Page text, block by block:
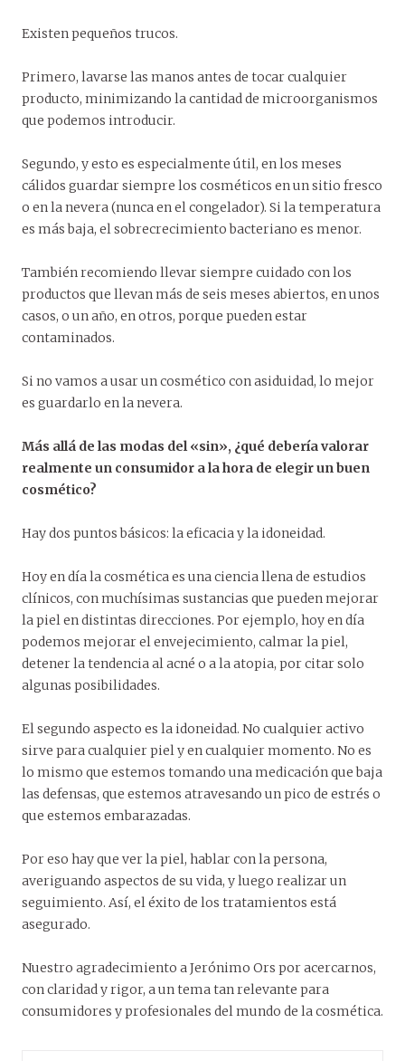
Existen pequeños trucos.
Primero, lavarse las manos antes de tocar cualquier
producto, minimizando la cantidad de microorganismos
que podemos introducir.
Segundo, y esto es especialmente útil, en los meses
cálidos guardar siempre los cosméticos en un sitio fresco
o en la nevera (nunca en el congelador). Si la temperatura
es más baja, el sobrecrecimiento bacteriano es menor.
También recomiendo llevar siempre cuidado con los
productos que llevan más de seis meses abiertos, en unos
casos, o un año, en otros, porque pueden estar
contaminados.
Si no vamos a usar un cosmético con asiduidad, lo mejor
es guardarlo en la nevera.
Más allá de las modas del «sin», ¿qué debería valorar
realmente un consumidor a la hora de elegir un buen
cosmético?
Hay dos puntos básicos: la eficacia y la idoneidad.
Hoy en día la cosmética es una ciencia llena de estudios
clínicos, con muchísimas sustancias que pueden mejorar
la piel en distintas direcciones. Por ejemplo, hoy en día
podemos mejorar el envejecimiento, calmar la piel,
detener la tendencia al acné o a la atopia, por citar solo
algunas posibilidades.
El segundo aspecto es la idoneidad. No cualquier activo
sirve para cualquier piel y en cualquier momento. No es
lo mismo que estemos tomando una medicación que baja
las defensas, que estemos atravesando un pico de estrés o
que estemos embarazadas.
Por eso hay que ver la piel, hablar con la persona,
averiguando aspectos de su vida, y luego realizar un
seguimiento. Así, el éxito de los tratamientos está
asegurado.
Nuestro agradecimiento a Jerónimo Ors por acercarnos,
con claridad y rigor, a un tema tan relevante para
consumidores y profesionales del mundo de la cosmética.